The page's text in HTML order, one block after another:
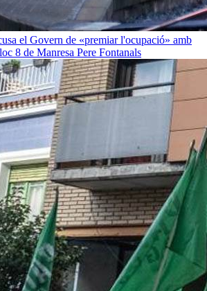
el Govern de «premiar l'ocupació» amb
8 de Manresa Pere Fontanals